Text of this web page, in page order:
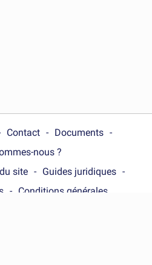
Contact
Documents
nous ?
site
Guides juridiques
Conditions générales